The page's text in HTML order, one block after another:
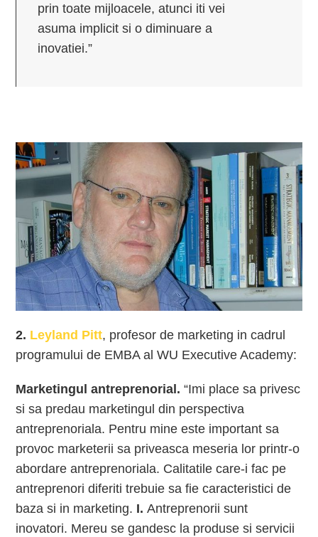
prin toate mijloacele, atunci iti vei
asuma implicit si o diminuare a
inovatiei.”
2. Leyland Pitt, profesor de marketing in cadrul
programului de EMBA al WU Executive Academy:
Marketingul antreprenorial.“Imi place sa privesc
si sa predau marketingul din perspectiva
antreprenoriala. Pentru mine este important sa
provoc marketerii sa priveasca meseria lor printr-o
abordare antreprenoriala. Calitatile care-i fac pe
antreprenori diferiti trebuie sa fie caracteristici de
baza si in marketing. I.Antreprenorii sunt
inovatori. Mereu se gandesc la produse si servicii